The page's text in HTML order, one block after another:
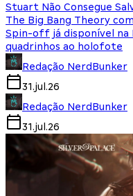
Stuart Não Consegue
The Big Bang Theory
Spin-off já disponível na
quadrinhos ao holofote
Redação NerdBunker
31.jul.26
Redação NerdBunker
31.jul.26